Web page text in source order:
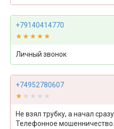
+79140414770
★★★★★
★★★★★
Личный звонок
+74952780607
★★★★★
★★★★★
Не взял трубку, а начал
Телефонное